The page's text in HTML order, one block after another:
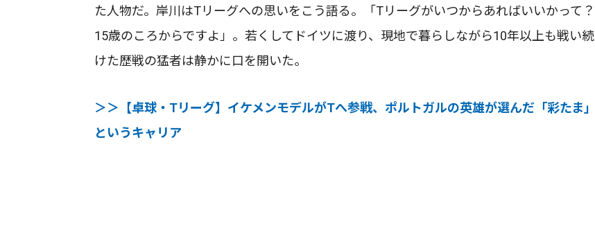
た人物だ。岸川はTリーグへの思いをこう語る。「Tリーグがいつからあればいいかって？
15歳のころからですよ」。若くしてドイツに渡り、現地で暮らしながら10年以上も戦い続
けた歴戦の猛者は静かに口を開いた。
＞＞【卓球・Tリーグ】イケメンモデルがTへ参戦、ポルトガルの英雄が選んだ「彩たま」
というキャリア